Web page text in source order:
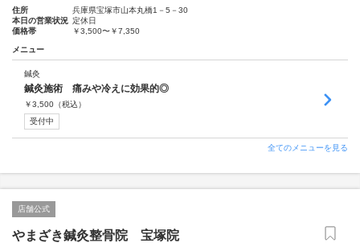
住所
兵庫県宝塚市山本丸橋1－5－30
本日の営業状況 定休日
価格帯
￥3,500〜￥7,350
メニュー
鍼灸
鍼灸施術 痛みや冷えに効果的◎
￥3,500 （税込）
受付中
全てのメニューを見る
店舗公式
やまざき鍼灸整骨院 宝塚院